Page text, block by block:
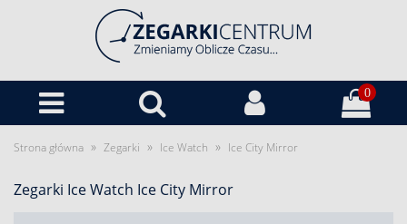
0
Strona główna » Zegarki » Ice Watch » Ice City Mirror
Zegarki Ice Watch Ice City Mirror